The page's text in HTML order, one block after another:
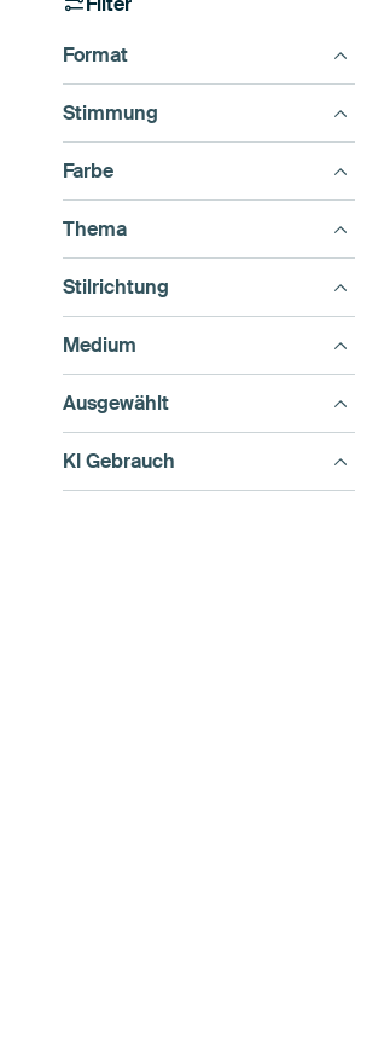
Format
Stimmung
Farbe
Thema
Stilrichtung
Medium
Ausgewählt
KI Gebrauch